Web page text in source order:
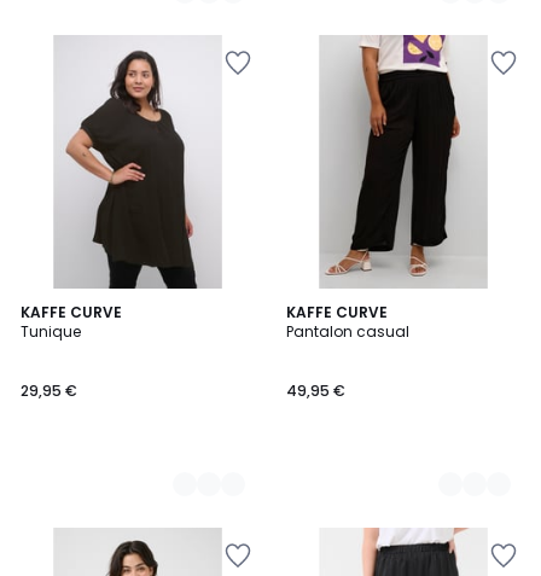
KAFFE CURVE
Tunique
29,95 €
8
Couleurs
KAFFE CURVE
Pantalon casual
49,95 €
4
Couleurs